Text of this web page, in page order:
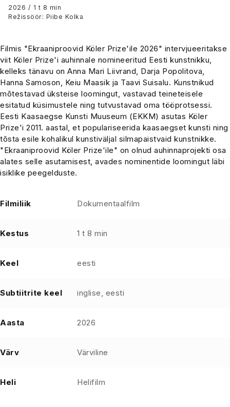
Prize'ile 2026
2026 / 1 t 8 min
Režissöör: Piibe Kolka
Filmis "Ekraaniproovid Köler Prize'ile 2026" intervjueeritakse
viit Köler Prize'i auhinnale nomineeritud Eesti kunstnikku,
kelleks tänavu on Anna Mari Liivrand, Darja Popolitova,
Hanna Samoson, Keiu Maasik ja Taavi Suisalu. Kunstnikud
mõtestavad üksteise loomingut, vastavad teineteisele
esitatud küsimustele ning tutvustavad oma tööprotsessi.
Eesti Kaasaegse Kunsti Muuseum (EKKM) asutas Köler
Prize'i 2011. aastal, et populariseerida kaasaegset kunsti ning
tõsta esile kohalikul kunstiväljal silmapaistvaid kunstnikke.
"Ekraaniproovid Köler Prize'ile" on olnud auhinnaprojekti osa
alates selle asutamisest, avades nominentide loomingut läbi
isiklike peegelduste.
Filmiliik Dokumentaalfilm
Kestus 1 t 8 min
Keel eesti
Subtiitrite keel inglise, eesti
Aasta 2026
Värv Värviline
Heli Helifilm